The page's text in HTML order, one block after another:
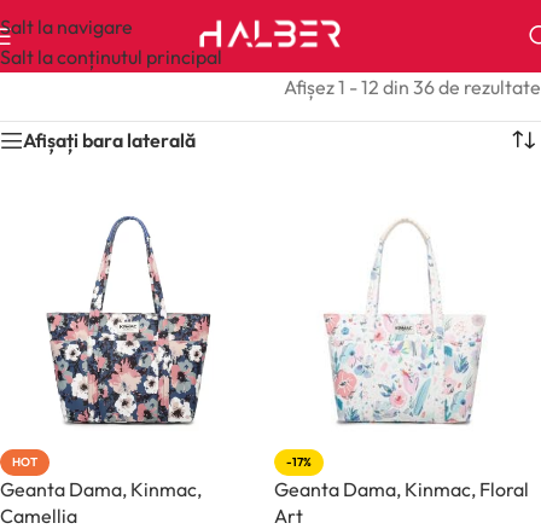
Salt la navigare
Salt la conținutul principal
Afișez 1 - 12 din 36 de rezultate
Afișați bara laterală
HOT
Geanta Dama, Kinmac,
Camellia
-17%
Geanta Dama, Kinmac, Floral
Art